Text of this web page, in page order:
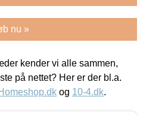
nu »
kender vi alle sammen,
på nettet? Her er der bl.a.
og 10-4.dk.